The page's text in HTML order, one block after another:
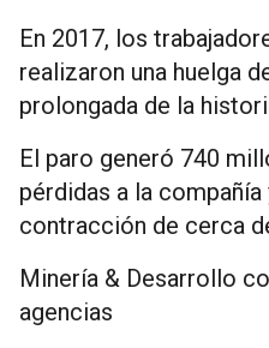
En 2017, los
realizaron una huelga
prolongada de la
El paro generó 740
pérdidas a la
contracción de cerca
Minería & Desarrollo
agencias